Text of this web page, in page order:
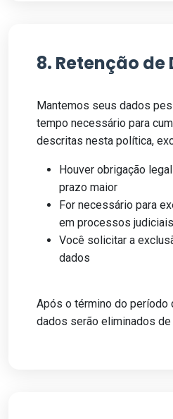
8. Retenção de
Mantemos seus dados
tempo necessário para
descritas nesta política,
Houver obrigação
prazo maior
For necessário para
em processos judiciais
Você solicitar a
dados
Após o término do período
dados serão eliminados de